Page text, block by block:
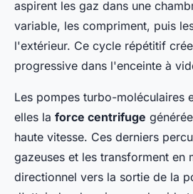
aspirent les gaz dans une
variable, les compriment, puis
l'extérieur. Ce cycle répétitif
progressive dans l'enceinte à
Les pompes turbo-moléculaires
elles la force centrifuge
haute vitesse. Ces derniers
gazeuses et les transforment en
directionnel vers la sortie de la